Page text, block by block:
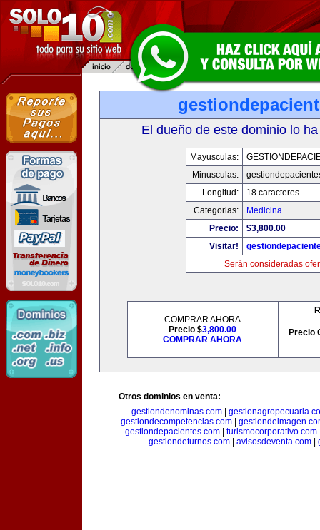
El dueño de este dominio lo
Mayusculas:
Minusculas:
Longitud:
18 caracteres
Categorias:
Medicina
Precio:
$3,800.00
Visitar!
Serán consideradas
COMPRAR AHORA
Precio $3,800.00
COMPRAR AHORA
Precio
Otros dominios en venta:
gestiondenominas.com|
gestiondecompetencias.com|
gestiondepacientes.com| turismocorporativo.com
gestiondeturnos.com| avisosdeventa.com|